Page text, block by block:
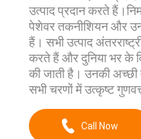
उत्पाद प्रदान करते
पेशेवर तकनीशियन और
हैं। सभी उत्पाद
करते हैं और दुनिया भर के
की जाती है। उनकी
सभी चरणों में उत्कृष्ट
Call Now